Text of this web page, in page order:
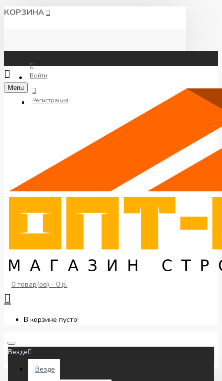
КОРЗИНА
Войти
Регистрация
Menu
0 товар(ов) - 0 р.
В корзине пусто!
Везде
Везде